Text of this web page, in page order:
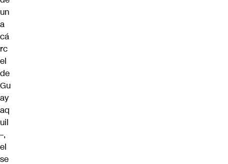
un
a
cá
rc
el
de
Gu
ay
aq
uil
–,
el
se